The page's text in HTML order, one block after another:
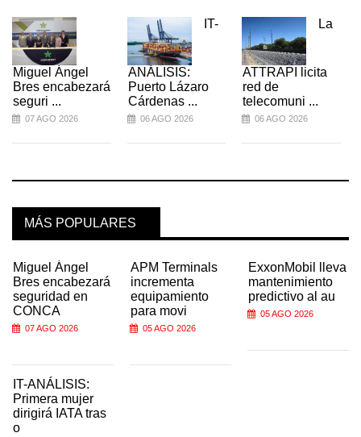
Miguel Ángel
Bres encabezará
seguri ...
07 AGO 2026
IT-
ANÁLISIS:
Puerto Lázaro
Cárdenas ...
06 AGO 2026
La
ATTRAPI licita
red de
telecomuni ...
06 AGO 2026
MÁS POPULARES
Miguel Ángel
Bres encabezará
seguridad en
CONCA
07 AGO 2026
IT-ANÁLISIS:
Primera mujer
dirigirá IATA tras
o
APM Terminals
incrementa
equipamiento
para movi
05 AGO 2026
ExxonMobil lleva
mantenimiento
predictivo al au
05 AGO 2026